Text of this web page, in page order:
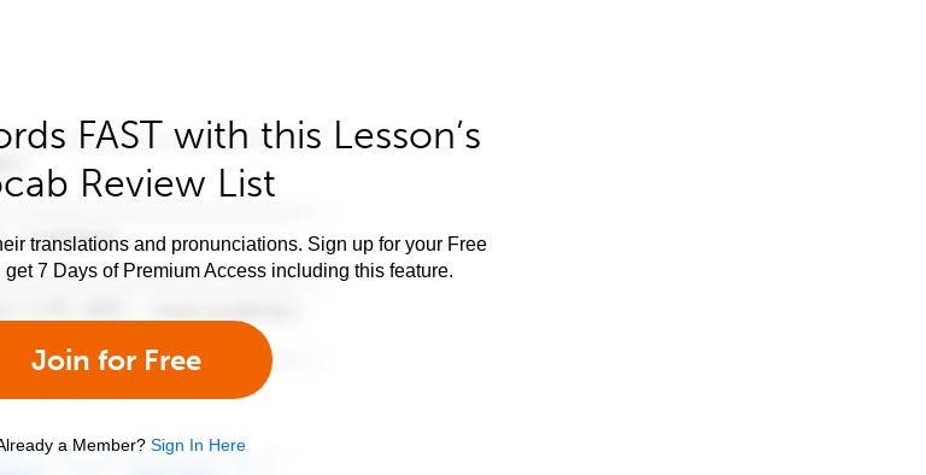
FAST with this Lesson’s
Review List
translations and pronunciations. Sign up for your Free
7 Days of Premium Access including this feature.
Join for Free
a Member? Sign In Here